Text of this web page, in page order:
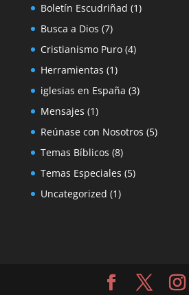
Boletín Escudriñad (1)
Busca a Dios (7)
Cristianismo Puro(4)
Herramientas (1)
iglesias en España (3)
Mensajes (1)
Reúnase con Nosotros (5)
Temas Bíblicos (8)
Temas Especiales (5)
Uncategorized (1)